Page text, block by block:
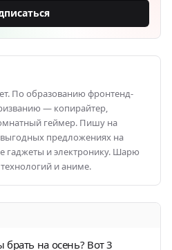
По образованию фронтенд-
— копирайтер,
геймер. Пишу на
предложениях на
гаджеты и электронику. Шарю
и аниме.
брать на осень? Вот 3